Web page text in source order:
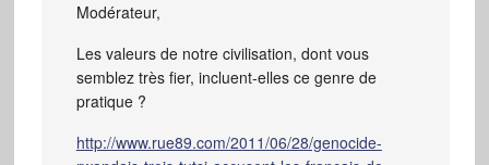
Modérateur,
Les valeurs de notre civilisation, dont vous
semblez très fier, incluent-elles ce genre de
pratique ?
http://www.rue89.com/2011/06/28/genocide-